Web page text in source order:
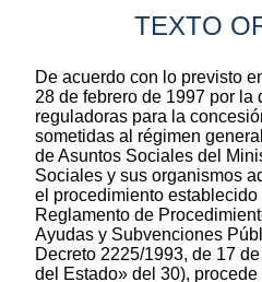
TEXTO
De acuerdo con lo previsto
28 de febrero de 1997 por
reguladoras para la
sometidas al régimen
de Asuntos Sociales del
Sociales y sus organismos
el procedimiento establecido
Reglamento de
Ayudas y Subvenciones
Decreto 2225/1993, de 17
del Estado» del 30),